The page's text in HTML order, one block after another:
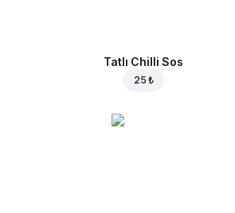
Tatlı Chilli Sos
25 ₺